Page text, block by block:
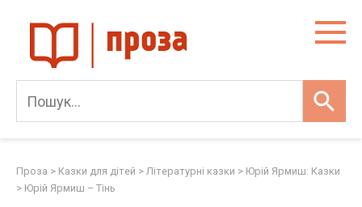
content
Проза > Казки для дітей > Літературні казки > Юрій Ярмиш: Казки
> Юрій Ярмиш – Тінь